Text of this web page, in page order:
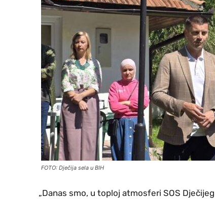
FOTO: Dječija sela u BIH
„Danas smo, u toploj atmosferi SOS